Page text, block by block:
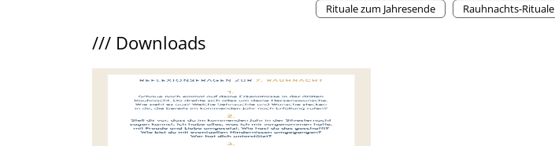
Rituale zum Jahresende
Rauhnachts-Rituale
/// Downloads